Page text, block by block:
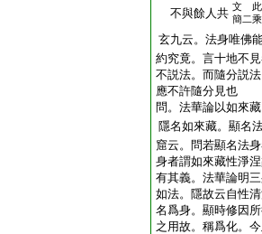
不與餘人共 文 此
簡二
玄九云。法身唯佛
約究竟。言十地不
不説法。而隨分説
應不許隨分見也
問。法華論以如來
隱名如來藏。顯名
窟云。問若顯名法
身者謂如來藏性淨
有其義。法華論明
如法。隱故云自性
名爲身。顯時修因
之用故。稱爲化。